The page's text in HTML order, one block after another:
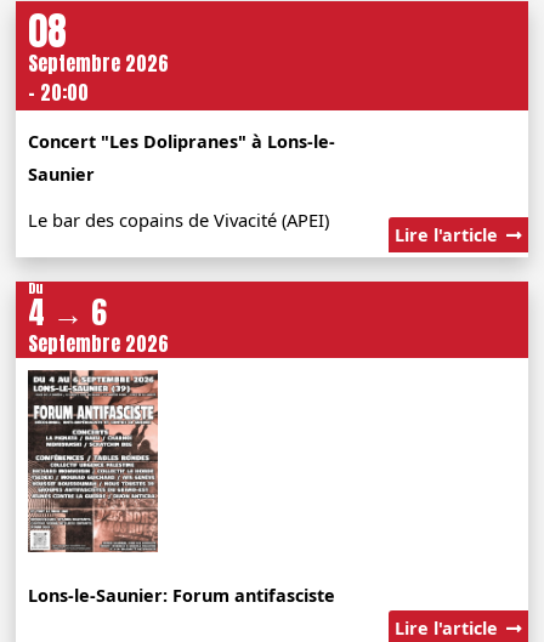
08
Septembre 2026
- 20:00
Concert "Les Dolipranes" à Lons-le-
Saunier
Le bar des copains de Vivacité (APEI)
Lire l'article
Du
4 → 6
Septembre 2026
Lons-le-Saunier: Forum antifasciste
Lire l'article